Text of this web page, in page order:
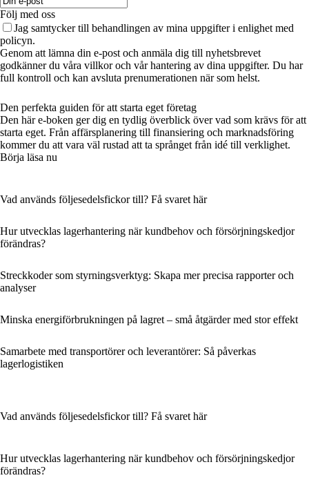
Följ med oss
Jag samtycker till behandlingen av mina uppgifter i enlighet med
policyn.
Genom att lämna din e-post och anmäla dig till nyhetsbrevet
godkänner du våra villkor och vår hantering av dina uppgifter. Du har
full kontroll och kan avsluta prenumerationen när som helst.
Den perfekta guiden för att starta eget företag
Den här e-boken ger dig en tydlig överblick över vad som krävs för att
starta eget. Från affärsplanering till finansiering och marknadsföring
kommer du att vara väl rustad att ta språnget från idé till verklighet.
Börja läsa nu
Vad används följesedelsfickor till? Få svaret här
Hur utvecklas lagerhantering när kundbehov och försörjningskedjor
förändras?
Streckkoder som styrningsverktyg: Skapa mer precisa rapporter och
analyser
Minska energiförbrukningen på lagret – små åtgärder med stor effekt
Samarbete med transportörer och leverantörer: Så påverkas
lagerlogistiken
Vad används följesedelsfickor till? Få svaret här
Hur utvecklas lagerhantering när kundbehov och försörjningskedjor
förändras?